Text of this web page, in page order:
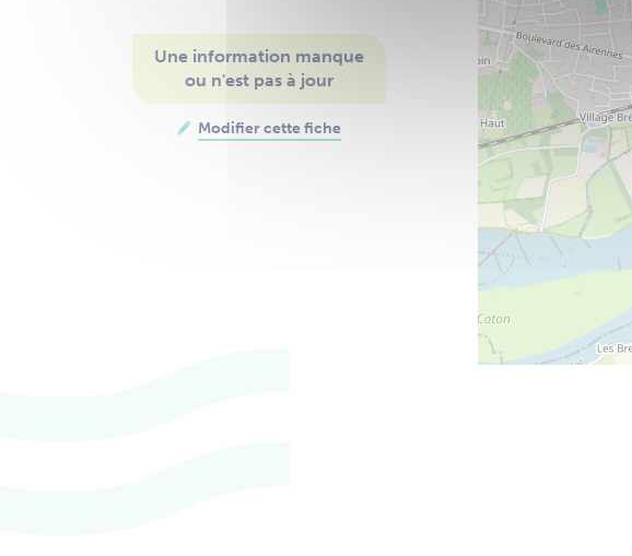
Une information manque
ou n'est pas à jour
Modifier cette fiche